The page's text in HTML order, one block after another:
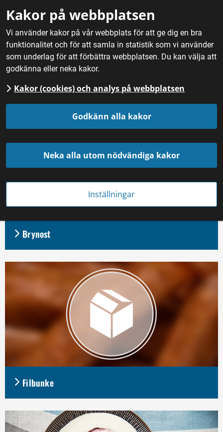
Kakor på webbplatsen
Vi använder kakor på vår webbplats för att ge dig en bra
funktionalitet och för att samla in statistik som vi använder
som underlag för att förbättra webbplatsen. Du kan välja att
godkänna eller neka kakor.
Kakor (cookies) och analys på webbplatsen
Godkänn alla kakor
Neka alla utom nödvändiga kakor
Inställningar
Hem / Mat / Mejeriprodukter
Mejeriprodukter
Brynost
Filbunke